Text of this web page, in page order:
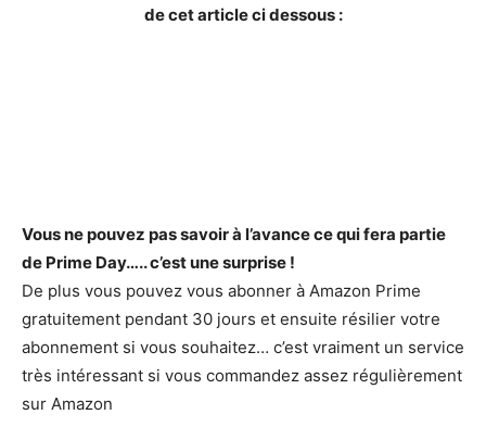
de cet article ci dessous :
Vous ne pouvez pas savoir à l’avance ce qui fera partie
de Prime Day….. c’est une surprise !
De plus vous pouvez vous abonner à Amazon Prime
gratuitement pendant 30 jours et ensuite résilier votre
abonnement si vous souhaitez… c’est vraiment un service
très intéressant si vous commandez assez régulièrement
sur Amazon